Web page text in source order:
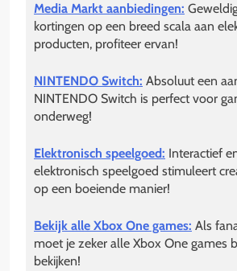
Media Markt aanbiedingen:
kortingen op een breed scala aan
producten, profiteer ervan!
NINTENDO Switch: Absoluut een
NINTENDO Switch is perfect voor
onderweg!
Elektronisch speelgoed: Interactief
elektronisch speelgoed stimuleert
op een boeiende manier!
Bekijk alle Xbox One games: Als
moet je zeker alle Xbox One games
bekijken!